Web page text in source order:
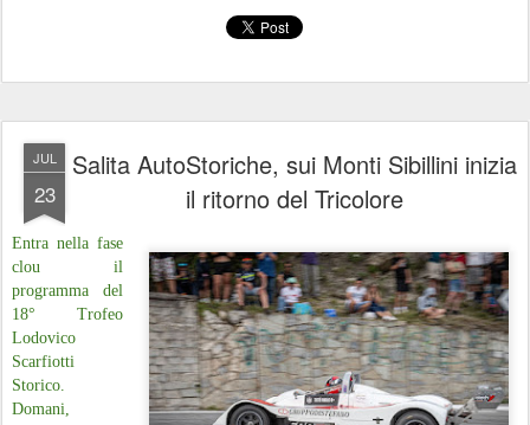
JUL
23
Salita AutoStoriche, sui Monti Sibillini inizia
il ritorno del Tricolore
Entra nella fase
clou il
programma del
18° Trofeo
Lodovico
Scarfiotti
Storico.
Domani,